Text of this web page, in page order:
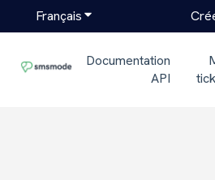
FrançaisAfficher le sous-menu
Documentation
API